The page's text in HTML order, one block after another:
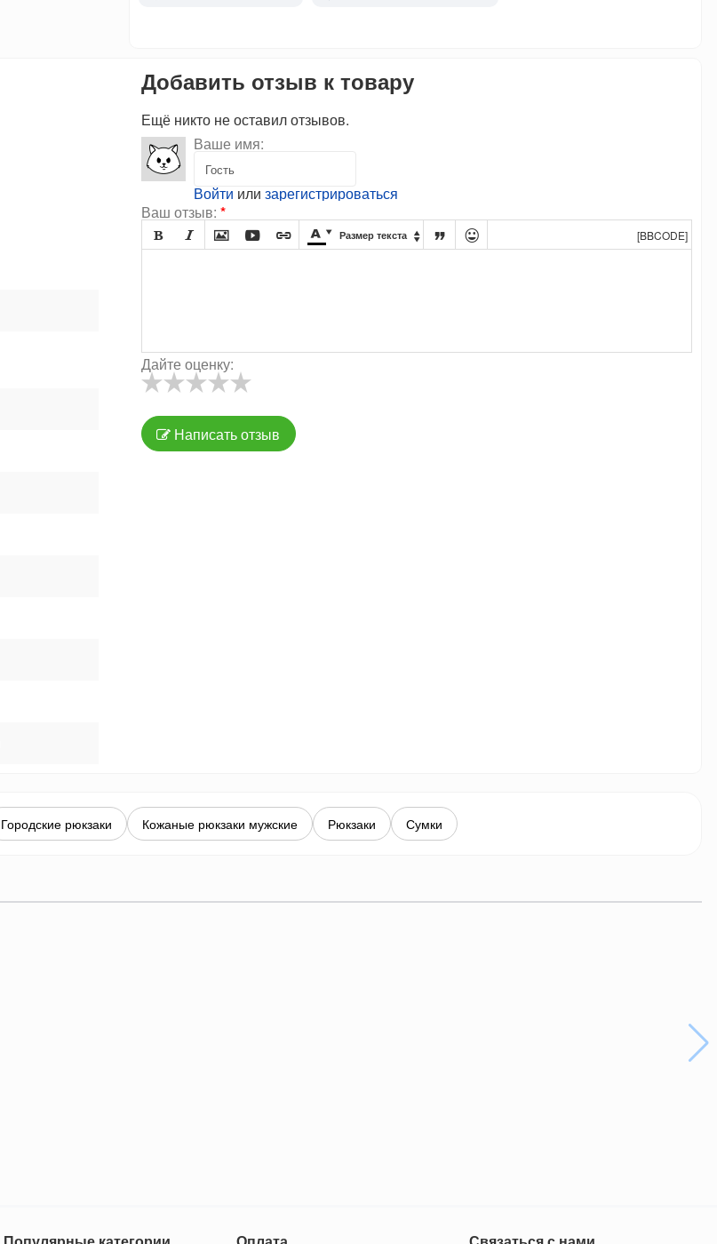
Добавить отзыв к товару
Ещё никто не оставил отзывов.
Ваше имя:
Войти или зарегистрироваться
Ваш отзыв: *
       Размер текста    [BBCODE]
Дайте оценку:
Написать отзыв
Городские рюкзаки Кожаные рюкзаки мужские Рюкзаки Сумки